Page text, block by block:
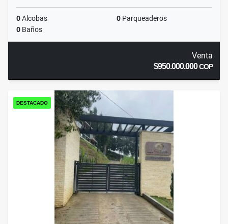
0Alcobas 0 Parqueaderos
0 Baños
Venta
$950.000.000COP
DESTACADO